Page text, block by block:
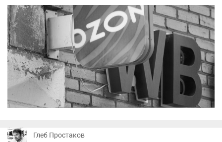
Глеб Простаков